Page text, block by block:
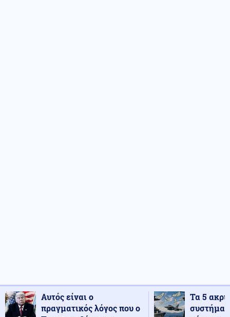
Αυτός είναι ο
πραγματικός λόγος που ο
Τα 5